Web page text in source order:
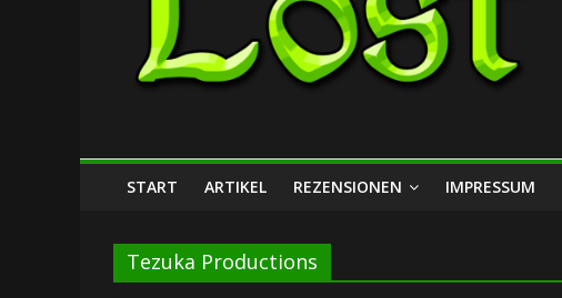
START ARTIKEL REZENSIONEN IMPRESSUM
Tezuka Productions